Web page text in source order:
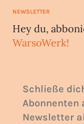
NEWSLETTER
Hey du,
WarsoWerk!
Schließe
Abonnenten
Newsletter